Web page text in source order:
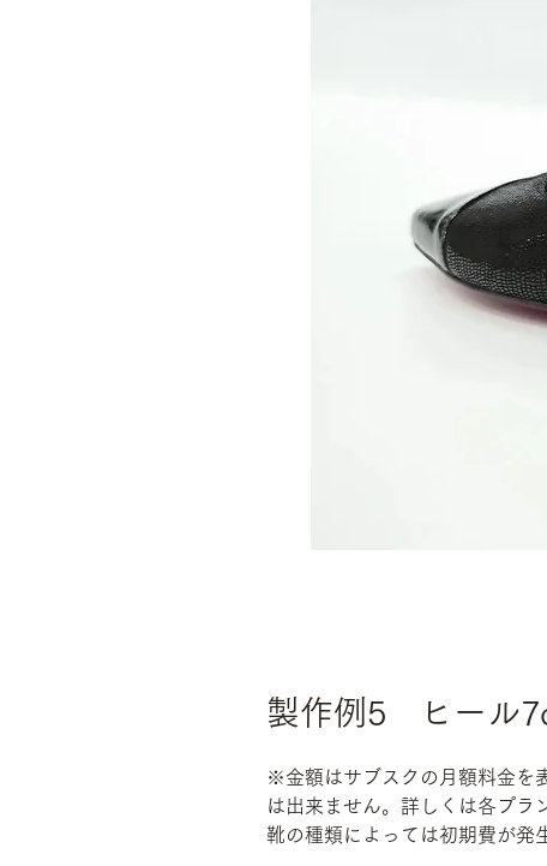
製作例5 ヒール
※金額はサブスクの月額料金を
は出来ません。詳しくは各プラ
靴の種類によっては初期費が発